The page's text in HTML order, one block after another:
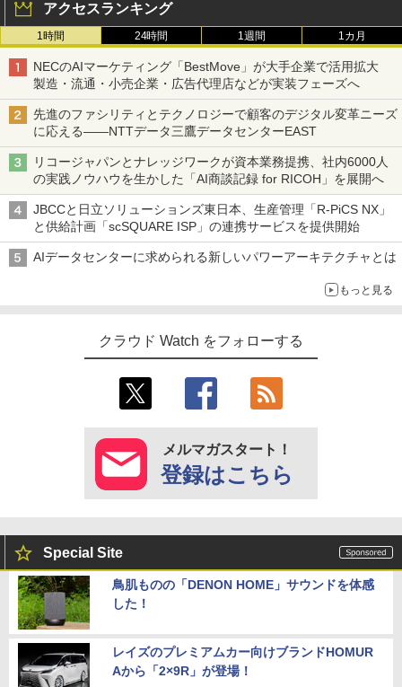
アクセスランキング
1時間 24時間 1週間 1カ月
NECのAIマーケティング「BestMove」が大手企業で活用拡大
製造・流通・小売企業・広告代理店などが実装フェーズへ
先進のファシリティとテクノロジーで顧客のデジタル変革ニーズ
に応える――NTTデータ三鷹データセンターEAST
リコージャパンとナレッジワークが資本業務提携、社内6000人
の実践ノウハウを生かした「AI商談記録 for RICOH」を展開へ
JBCCと日立ソリューションズ東日本、生産管理「R-PiCS NX」
と供給計画「scSQUARE ISP」の連携サービスを提供開始
AIデータセンターに求められる新しいパワーアーキテクチャとは
もっと見る
クラウド Watch をフォローする
メルマガスタート！
登録はこちら
Special Site
鳥肌ものの「DENON HOME」サウンドを体感
した！
レイズのプレミアムカー向けブランドHOMUR
Aから「2×9R」が登場！